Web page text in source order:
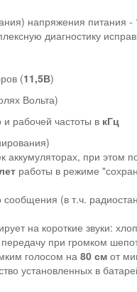
напряжения питания -
диагностику
(11,5В)
Вольта)
рабочей частоты в кГц
аккумуляторах, при этом
работы в режиме
(в т.ч.
на короткие звуки:
при громком
голосом на80 см от
установленных в